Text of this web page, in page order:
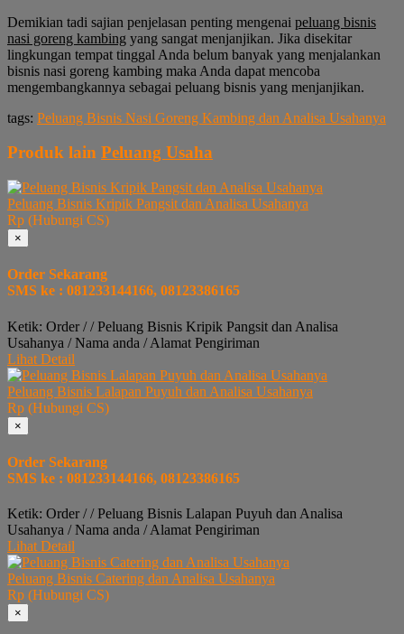
Demikian tadi sajian penjelasan penting mengenai peluang bisnis
nasi goreng kambing yang sangat menjanjikan. Jika disekitar
lingkungan tempat tinggal Anda belum banyak yang menjalankan
bisnis nasi goreng kambing maka Anda dapat mencoba
mengembangkannya sebagai peluang bisnis yang menjanjikan.
tags: Peluang Bisnis Nasi Goreng Kambing dan Analisa Usahanya
Produk lain Peluang Usaha
Peluang Bisnis Kripik Pangsit dan Analisa Usahanya
Rp (Hubungi CS)
×
Order Sekarang
SMS ke : 081233144166, 08123386165
Ketik: Order / / Peluang Bisnis Kripik Pangsit dan Analisa
Usahanya / Nama anda / Alamat Pengiriman
Lihat Detail
Peluang Bisnis Lalapan Puyuh dan Analisa Usahanya
Rp (Hubungi CS)
×
Order Sekarang
SMS ke : 081233144166, 08123386165
Ketik: Order / / Peluang Bisnis Lalapan Puyuh dan Analisa
Usahanya / Nama anda / Alamat Pengiriman
Lihat Detail
Peluang Bisnis Catering dan Analisa Usahanya
Rp (Hubungi CS)
×